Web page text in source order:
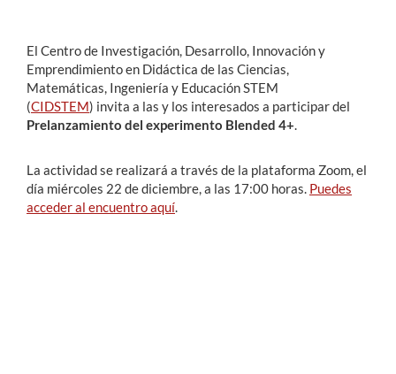
Académicos
Funcionarios
Alumni
English
El Centro de Investigación, Desarrollo, Innovación y
Emprendimiento en Didáctica de las Ciencias,
Matemáticas, Ingeniería y Educación STEM
(CIDSTEM) invita a las y los interesados a participar del
Prelanzamiento del experimento Blended 4+.
La actividad se realizará a través de la plataforma Zoom, el
día miércoles 22 de diciembre, a las 17:00 horas. Puedes
acceder al encuentro aquí.